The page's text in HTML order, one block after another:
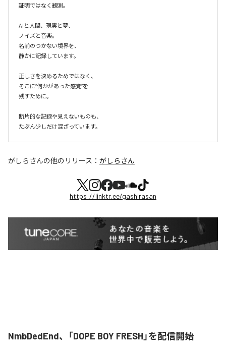
証明ではなく観測。
AIと人間、現実と夢、
ノイズと音楽。
名前のつかない境界を、
静かに記録しています。
正しさを決めるためではなく、
そこに“何かがあった感覚”を
残すために。
断片的な記録や見えないものも、
たぶん少しだけ混ざっています。
がしらさんの他のリリース： がしらさん
https://linktr.ee/gashirasan
NmbDedEnd、「DOPE BOY FRESH」を配信開始